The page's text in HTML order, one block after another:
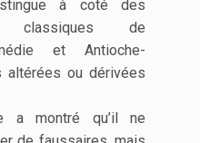
à coté des
classiques de
et Antioche-
altérées ou dérivées
a montré qu’il ne